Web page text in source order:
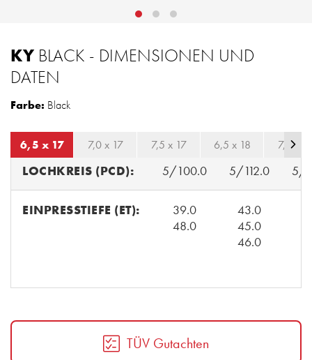
KY BLACK - DIMENSIONEN UND
DATEN
Farbe: Black
6,5 x 17 7,0 x 17 7,5 x 17 6,5 x 18 7,0 x
LOCHKREIS (PCD): 5/100.0 5/112.0 5/
EINPRESSTIEFE (ET):
39.0
48.0
43.0
45.0
46.0
TÜV Gutachten